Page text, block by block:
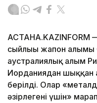
АСТАНА.KAZINFORM
сыйлығы жапон
аустралиялық ғалым
Иорданиядан шыққан
берілді. Олар
әзірлегені үшін»